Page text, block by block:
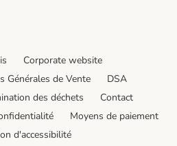
Corporate website
Générales de Vente
DSA
des déchets
Contact
Moyens de paiement
d'accessibilité